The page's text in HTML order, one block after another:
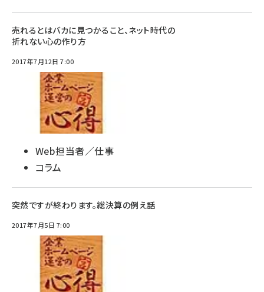
売れるとはバカに見つかること、ネット時代の
折れない心の作り方
2017年7月12日 7:00
Web担当者／仕事
コラム
突然ですが終わります。総決算の例え話
2017年7月5日 7:00